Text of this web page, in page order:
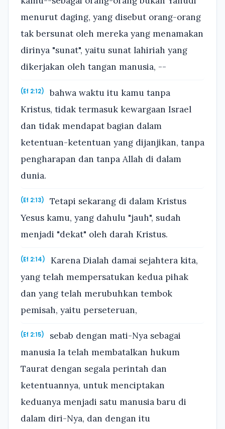
menurut daging, yang disebut orang-orang
tak bersunat oleh mereka yang menamakan
dirinya "sunat", yaitu sunat lahiriah yang
dikerjakan oleh tangan manusia, --
(Ef 2:12)
bahwa waktu itu kamu tanpa
Kristus, tidak termasuk kewargaan Israel
dan tidak mendapat bagian dalam
ketentuan-ketentuan yang dijanjikan, tanpa
pengharapan dan tanpa Allah di dalam
dunia.
(Ef 2:13)
Tetapi sekarang di dalam Kristus
Yesus kamu, yang dahulu "jauh", sudah
menjadi "dekat" oleh darah Kristus.
(Ef 2:14)
Karena Dialah damai sejahtera kita,
yang telah mempersatukan kedua pihak
dan yang telah merubuhkan tembok
pemisah, yaitu perseteruan,
(Ef 2:15)
sebab dengan mati-Nya sebagai
manusia Ia telah membatalkan hukum
Taurat dengan segala perintah dan
ketentuannya, untuk menciptakan
keduanya menjadi satu manusia baru di
dalam diri-Nya, dan dengan itu